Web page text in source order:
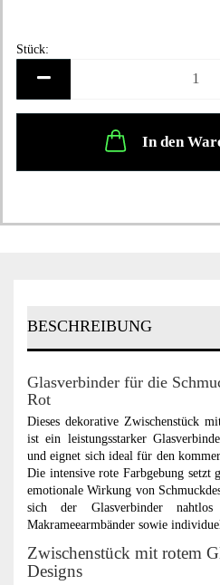
Stück:
In den
BESCHREIBUNG
Glasverbinder für die
Rot
Dieses dekorative Zwischenstück
ist ein leistungsstarker
und eignet sich ideal für den
Die intensive rote Farbgebung setzt
emotionale Wirkung von
sich der Glasverbinder nahtlos
Makrameearmbänder sowie
Zwischenstück mit rotem
Designs